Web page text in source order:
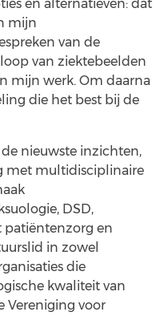
en alternatieven: dat
mijn
van de
van ziektebeelden
mijn werk. Om daarna
die het best bij de
nieuwste inzichten,
met multidisciplinaire
DSD,
patiëntenzorg en
in zowel
die
kwaliteit van
Vereniging voor